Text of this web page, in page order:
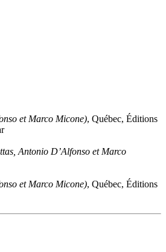
et Marco Micone), Québec, Éditions
Antonio D’Alfonso et Marco
et Marco Micone), Québec, Éditions